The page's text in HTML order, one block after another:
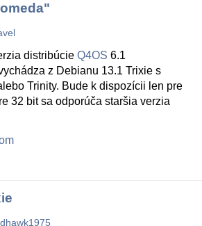
distribúcie Q4OS 6.1
z Debianu 13.1 Trixie s
Trinity. Bude k dispozícii len pre
32 bit sa odporúča staršia verzia